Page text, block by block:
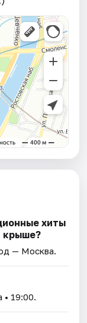
хиты
крыше?
— Москва.
• 19:00.